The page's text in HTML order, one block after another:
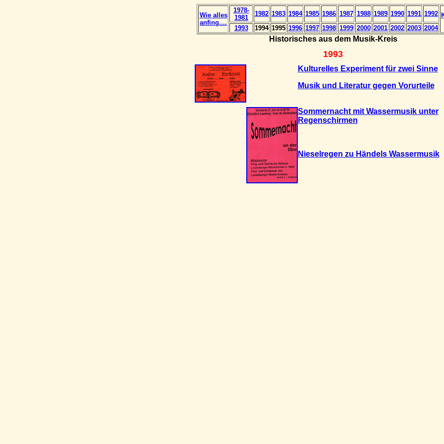
Wie alles
anfing....
1978-
1981
1982 1983 1984 1985 1986 1987 1988 1989 1990 1991 1992
1993 1994 1995 1996 1997 1998 1999 2000 2001 2002 2003 2004
Historisches aus dem Musik-Kreis
1993
Kulturelles Experiment für zwei Sinne
Musik und Literatur gegen Vorurteile
Sommernacht mit Wassermusik unter
Regenschirmen
Nieselregen zu Händels Wassermusik